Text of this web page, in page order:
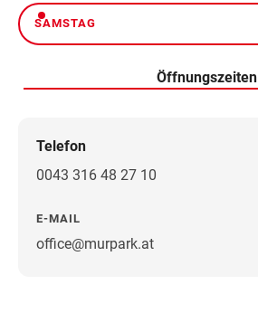
Samstag
SAMSTAG
Öffnungszeiten
Telefon
0043 316 48 27 10
E-MAIL
office@murpark.at